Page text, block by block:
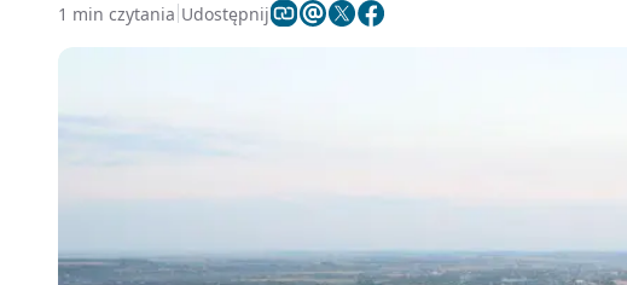
1 min czytania Udostępnij